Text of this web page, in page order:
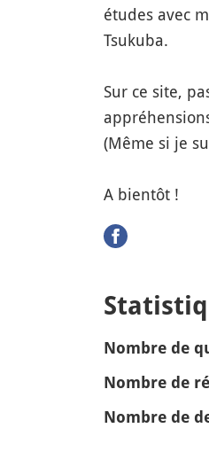
études avec
Tsukuba.
Sur ce site,
(Même si je
A bientôt !
Nombre de
Nombre de
Nombre de